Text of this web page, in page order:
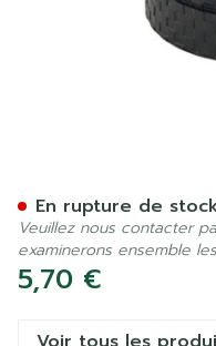
5,70 €
En rupture de
Veuillez nous contacter
examinerons ensemble